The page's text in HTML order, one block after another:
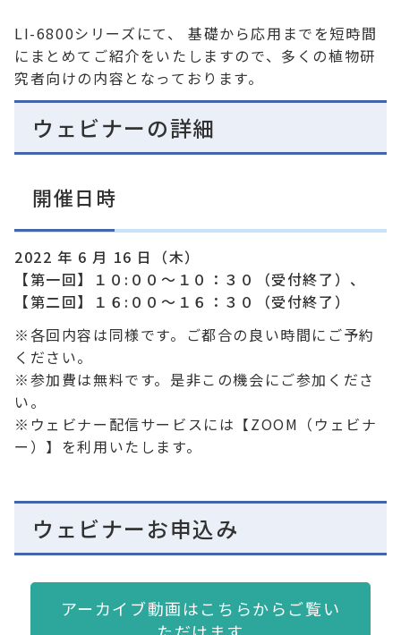
LI-6800シリーズにて、 基礎から応用までを短時間
にまとめてご紹介をいたしますので、多くの植物研
究者向けの内容となっております。
ウェビナーの詳細
開催日時
2022 年 6 月 16 日（木）
【第一回】１０:００～１０：３０（受付終了）、
【第二回】１６:００～１６：３０（受付終了）
※各回内容は同様です。ご都合の良い時間にご予約
ください。
※参加費は無料です。是非この機会にご参加くださ
い。
※ウェビナー配信サービスには【ZOOM（ウェビナ
ー）】を利用いたします。
ウェビナーお申込み
アーカイブ動画はこちらからご覧い